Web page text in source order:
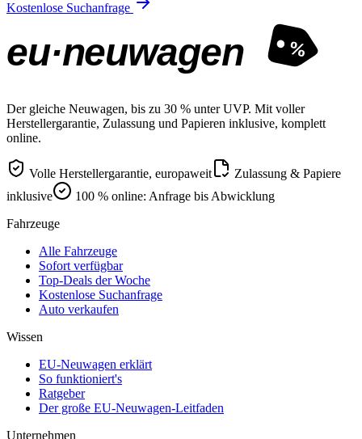
Kostenlose Suchanfrage
eu·neuwagen %
Der gleiche Neuwagen, bis zu 30 % unter UVP. Mit voller
Herstellergarantie, Zulassung und Papieren inklusive, komplett
online.
Volle Herstellergarantie, europaweit
Zulassung & Papiere
inklusive
100 % online: Anfrage bis Abwicklung
Fahrzeuge
Alle Fahrzeuge
Sofort verfügbar
Top-Deals der Woche
Kostenlose Suchanfrage
Auto verkaufen
Wissen
EU-Neuwagen erklärt
So funktioniert's
Ratgeber
Der große EU-Neuwagen-Leitfaden
Unternehmen